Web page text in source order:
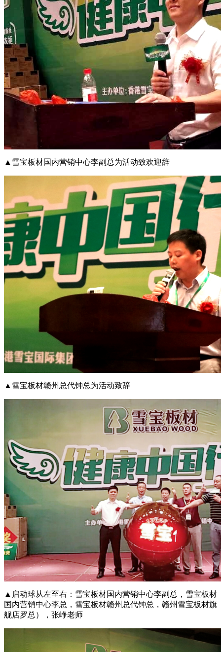
▲雪宝板材国内营销中心李副总为活动致欢迎辞
▲雪宝板材赣州总代钟总为活动致辞
▲启动球从左至右：雪宝板材国内营销中心李副总，雪宝板材
国内营销中心李总，雪宝板材赣州总代钟总，赣州雪宝板材旗
舰店罗总），张峥老师